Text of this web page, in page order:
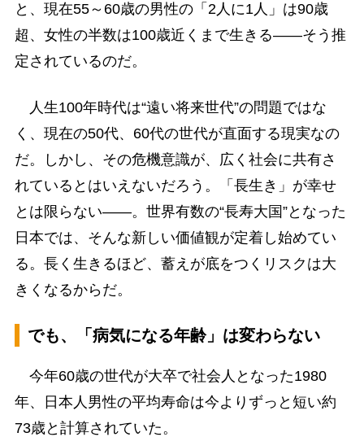
と、現在55～60歳の男性の「2人に1人」は90歳
超、女性の半数は100歳近くまで生きる――そう推
定されているのだ。
人生100年時代は“遠い将来世代”の問題ではな
く、現在の50代、60代の世代が直面する現実なの
だ。しかし、その危機意識が、広く社会に共有さ
れているとはいえないだろう。「長生き」が幸せ
とは限らない――。世界有数の“長寿大国”となった
日本では、そんな新しい価値観が定着し始めてい
る。長く生きるほど、蓄えが底をつくリスクは大
きくなるからだ。
でも、「病気になる年齢」は変わらない
今年60歳の世代が大卒で社会人となった1980
年、日本人男性の平均寿命は今よりずっと短い約
73歳と計算されていた。